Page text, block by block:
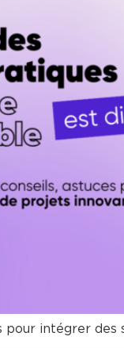
pour intégrer des